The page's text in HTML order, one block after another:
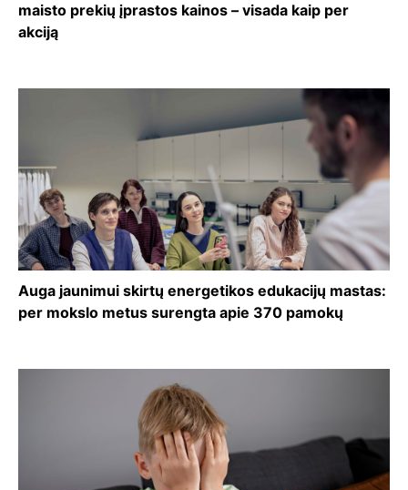
maisto prekių įprastos kainos – visada kaip per
akciją
Auga jaunimui skirtų energetikos edukacijų mastas:
per mokslo metus surengta apie 370 pamokų